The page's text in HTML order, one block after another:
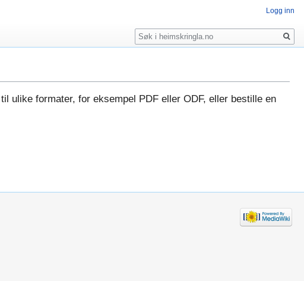
ulike formater, for eksempel PDF eller ODF, eller bestille en
Logg inn
Søk